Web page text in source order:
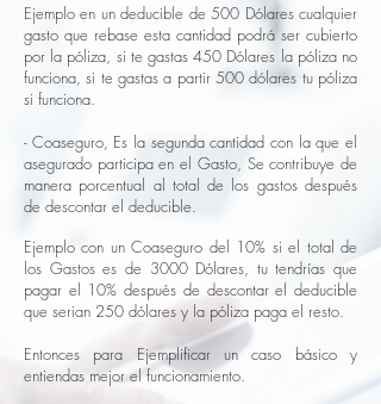
Ejemplo en un deducible de 500 Dólares cualquier
gasto que rebase esta cantidad podrá ser cubierto
por la póliza, si te gastas 450 Dólares la póliza no
funciona, si te gastas a partir 500 dólares tu póliza
si funciona.
- Coaseguro, Es la segunda cantidad con la que el
asegurado participa en el Gasto, Se contribuye de
manera porcentual al total de los gastos después
de descontar el deducible.
Ejemplo con un Coaseguro del 10% si el total de
los Gastos es de 3000 Dólares, tu tendrías que
pagar el 10% después de descontar el deducible
que serian 250 dólares y la póliza paga el resto.
Entonces para Ejemplificar un caso básico y
entiendas mejor el funcionamiento.